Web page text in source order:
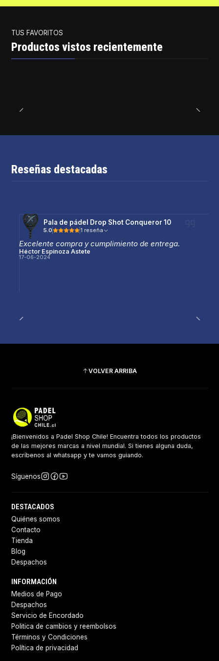
TUS FAVORITOS
Productos vistos recientemente
Reseñas destacadas
Pala de pádel Drop Shot Conqueror 10
5.0 1 reseña
Excelente compra y cumplimiento de entrega.
Héctor Espinoza Astete
17-06-2024
VOLVER ARRIBA
¡Bienvenidos a Padel Shop Chile! Encuentra todos los productos
de las mejores marcas a nivel mundial. Si tienes alguna duda,
escríbenos al whatsapp y te vamos guiando.
Síguenos
DESTACADOS
Quiénes somos
Contacto
Tienda
Blog
Despachos
INFORMACIÓN
Medios de Pago
Despachos
Servicio de Encordado
Politica de cambios y reembolsos
Términos y Condiciones
Política de privacidad